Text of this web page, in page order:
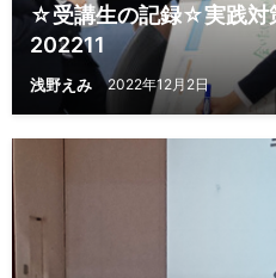
☆受講生の記録☆実践
202211
浅野えみ 2022年12月2日